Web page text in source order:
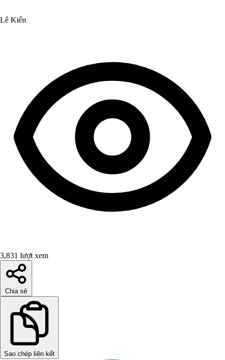
Lê Kiến
3,831 lượt xem
Chia sẻ
Sao chép liên kết